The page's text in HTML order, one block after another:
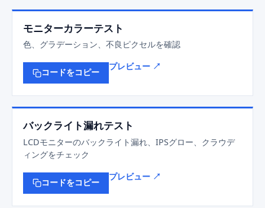
モニターカラーテスト
色、グラデーション、不良ピクセルを確認
コードをコピー
プレビュー ↗
バックライト漏れテスト
LCDモニターのバックライト漏れ、IPSグロー、クラウデ
ィングをチェック
コードをコピー
プレビュー ↗